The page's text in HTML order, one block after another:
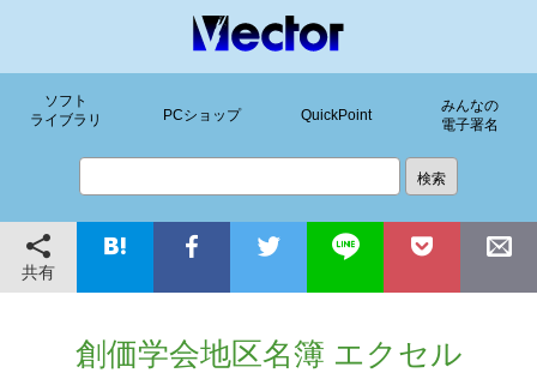
ソフト
ライブラリ
PCショップ QuickPoint
みんなの
電子署名
共有
創価学会地区名簿 エクセル